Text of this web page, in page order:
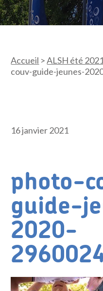
Accueil >ALSH été
couv-guide-jeunes-
16 janvier 2021
photo-
guide-
2020-